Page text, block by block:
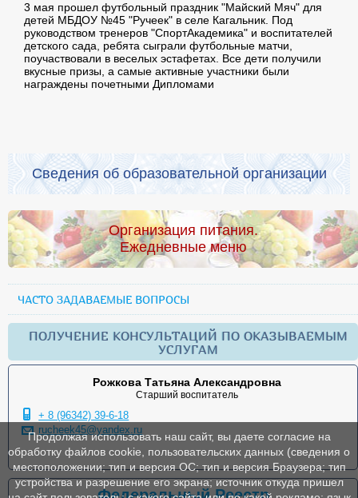
3 мая прошел футбольный праздник "Майский Мяч" для
детей МБДОУ №45 "Ручеек" в селе Кагальник. Под
руководством тренеров "СпортАкадемика" и воспитателей
детского сада, ребята сыграли футбольные матчи,
поучаствовали в веселых эстафетах. Все дети получили
вкусные призы, а самые активные участники были
награждены почетными Дипломами
Сведения об образовательной организации
Организация питания.
Ежедневные меню
ЧАСТО ЗАДАВАЕМЫЕ ВОПРОСЫ
ПОЛУЧЕНИЕ КОНСУЛЬТАЦИЙ ПО ОКАЗЫВАЕМЫМ
УСЛУГАМ
Рожкова Татьяна Александровна
Старший воспитатель
+ 8 (96342) 39-6-18
rucheek45@yandex.ru
Продолжая использовать наш сайт, вы даете согласие на
обработку файлов cookie, пользовательских данных (сведения о
местоположении; тип и версия ОС; тип и версия Браузера; тип
устройства и разрешение его экрана; источник откуда пришел